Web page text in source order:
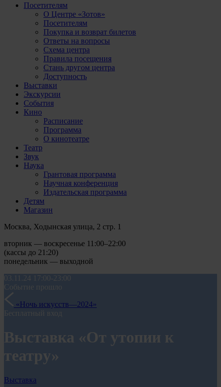
Посетителям
О Центре «Зотов»
Посетителям
Покупка и возврат билетов
Ответы на вопросы
Схема центра
Правила посещения
Стань другом центра
Доступность
Выставки
Экскурсии
События
Кино
Расписание
Программа
О кинотеатре
Театр
Звук
Наука
Грантовая программа
Научная конференция
Издательская программа
Детям
Магазин
Москва, Ходынская улица, 2 стр. 1
вторник — воскресенье 11:00–22:00
(кассы до 21:20)
понедельник — выходной
03.11.24 17:00-23:00
Событие прошло
«Ночь искусств—2024»
Бесплатный вход
Выставка «От утопии к
театру»
Выставка